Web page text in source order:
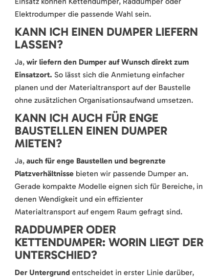
Elektrodumper die passende Wahl sein.
KANN ICH EINEN DUMPER LIEFERN
LASSEN?
Ja, wir liefern den Dumper auf Wunsch direkt zum
Einsatzort. So lässt sich die Anmietung einfacher
planen und der Materialtransport auf der Baustelle
ohne zusätzlichen Organisationsaufwand umsetzen.
KANN ICH AUCH FÜR ENGE
BAUSTELLEN EINEN DUMPER
MIETEN?
Ja, auch für enge Baustellen und begrenzte
Platzverhältnisse bieten wir passende Dumper an.
Gerade kompakte Modelle eignen sich für Bereiche, in
denen Wendigkeit und ein effizienter
Materialtransport auf engem Raum gefragt sind.
RADDUMPER ODER
KETTENDUMPER: WORIN LIEGT DER
UNTERSCHIED?
Der Untergrund entscheidet in erster Linie darüber,